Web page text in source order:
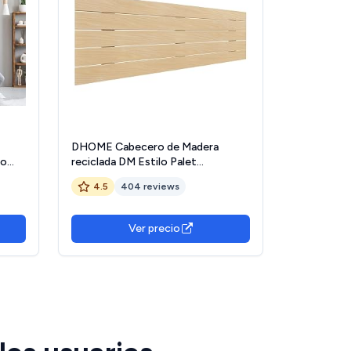
DHOME Cabecero de Madera
reciclada DM Estilo Palet
Horizontal Cama Palets Herrajes
incluidos (135x46 Palet 5, Madera
4.5 404 reviews
Ver precio